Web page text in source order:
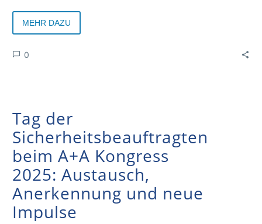
Kongress noch näher an das Messegeschehen
herangerückt ist.
MEHR DAZU
0
Tag der
Sicherheitsbeauftragten
beim A+A Kongress
2025: Austausch,
Anerkennung und neue
Impulse